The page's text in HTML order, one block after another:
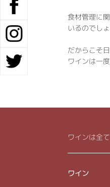
食材管理に
いるのでし
だからこそ
ワインは一
ワインは全
ワイン